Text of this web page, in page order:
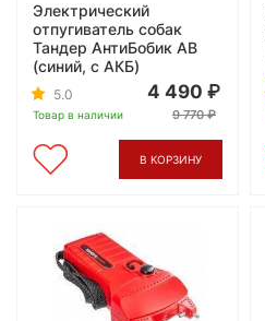
Электрический
отпугиватель собак
Тандер АнтиБобик AB
(синий, с АКБ)
5.0
Товар в наличии
4 490
9 770
В КОРЗИНУ